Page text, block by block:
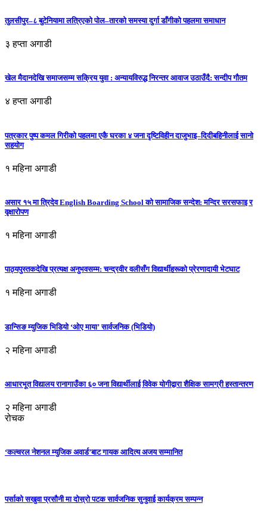
तुलसीपुर–८ बुटेनियामा लत्रिएको पोल–तारको समस्या दुर्गा डाँगीको पहलमा समाधान
३ हप्ता अगाडी
खेल मैदानदेखि समाजसम्म सक्रिय युवा : अन्यायविरुद्ध निरन्तर आवाज उठाउँदै: सन्दीप गौतम
४ हप्ता अगाडी
पत्रकार पुष्प कमल गिरीको पहलमा एकै घरका ४ जना दृष्टिविहीन दाजुभाइ–दिदीबहिनीलाई सानो
सहयोग
१ महिना अगाडी
असार १५ मा त्रिदेव English Boarding School को सामाजिक सन्देश: मन्दिर सरसफाइ र
वृक्षारोपण
१ महिना अगाडी
पाठ्यपुस्तकदेखि प्रत्यक्ष अनुभवसम्म: चन्द्रवीर वलीसँग विद्यार्थीहरूको प्रेरणादायी भेटघाट
१ महिना अगाडी
डान्सिङ म्युजिक भिडियो ‘ओए माया’ सार्वजनिक (भिडियो)
२ महिना अगाडी
आधारभूत विद्यालय रानागाउँका ६० जना विद्यार्थीलाई विवेक योगीद्वारा शैक्षिक सामग्री हस्तान्तरण
२ महिना अगाडी
रोचक
‘कल्चरल नेशनल म्युजिक अवार्ड’बाट गायक आदित्य अजय सम्मानित
पर्साको सखुवा प्रसौनी मा दोस्रो पटक सार्वजनिक सुनुवाई कार्यक्रम सम्पन्न